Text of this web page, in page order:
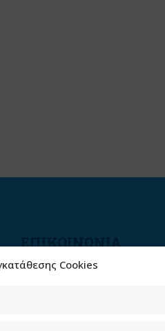
Cookies
ΕΠΙΚΟΙΝΩΝΙΑ
Φραγκούδη 11 &